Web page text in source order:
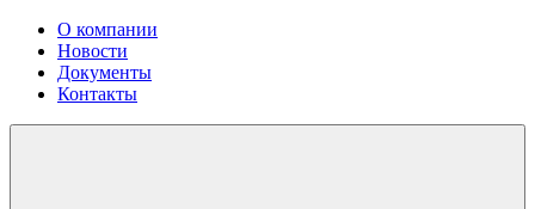
О компании
Новости
Документы
Контакты